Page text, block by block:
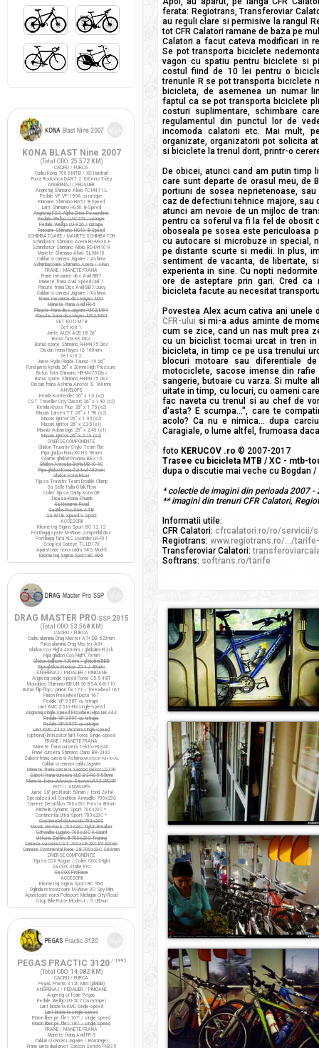
ferata: Regiotrans, Transferoviar
au reguli clare si permisive la rangul
tot CFR Calatori ramane de baza pe
Calatori a facut cateva modificari in
Se pot transporta biciclete
vagon cu spatiu pentru biciclete si
costul fiind de 10 lei pentru o
trenurile R se pot transporta biciclete
bicicleta, de asemenea un numar
faptul ca se pot transporta biciclete
costuri suplimentare, schimbare
regulamentul din punctul lor de
incomoda calatorii etc. Mai mult,
organizate, organizatorii pot solicita
si biciclete la trenul dorit, printr-o
De obicei, atunci cand am putin timp
care sunt departe de orasul meu, de
portiuni de sosea neprietenoase,
caz de defectiuni tehnice majore, sau
atunci am nevoie de un mijloc de
pentru ca soferul va fi la fel de obosit
oboseala pe sosea este periculoasa
cu autocare si microbuze in special,
pe distante scurte si medii. In plus,
sentiment de vacanta, de libertate,
experienta in sine. Cu nopti
ore de asteptare prin gari. Cred
bicicleta facute au necesitat
Povestea Alex acum cativa ani unele
CFR-ului si mi-a adus aminte de
cum se zice, cand un nas mult prea
cu un biciclist tocmai urcat in tren
bicicleta, in timp ce pe usa trenului
blocuri motoare sau diferentiale
motociclete, sacose imense din
sangerie, butoaie cu varza. Si multe
uitate in timp, cu locuri, cu oameni
fac naveta cu trenul si au chef de
d'asta? E scumpa...", care te
acolo? Ca nu e nimica... dupa
Caragiale, o lume altfel, frumoasa
foto KERUCOV .ro © 2007-2017
Trasee cu bicicleta MTB / XC - mtb-
dupa o discutie mai veche cu Bogdan /
* colectie de imagini din perioada 2007 -
** imagini din trenuri CFR Calatori,
Informatii utile:
CFR Calatori: cfrcalatori.ro/ro/servicii/
Regiotrans: www.regiotrans.ro/.../
Transferoviar Calatori:
Softrans: softrans.ro/tarife
KONA BLAST Nine 2007
(Total ODO: 25.572 KM )
CADRU / FURCA
Cadru Kona 7005 MTB / XC Hardtail
Furca Rockshox DART 2 100mm/T.key
ANGRENAJ / PEDALIER
Angrenaj Shimano Alivio FC-M411-L
Pedale VP VP-199A cu ratrape
Pinioane Shimano HG51 8-Speed
Lant Shimano HG50 8-Speed
Angrenaj FSA Alpha Drive Powerdrive
Pedale Wellgo LU-C27G / ratrape
Pedale Wellgo LU-926 / ratrape
Pinioane Shimano HG40 8-Speed
SCHIMBATOARE / MANETE SCHIMBATOR
Schimbator Shimano Acera FD-M330 F
Schimbator Shimano Alivio RD-M410 R
Manete Shimano Alivio SL-M410
Cabluri si camasi Jagwire / Ashima
Schimbatoare Shimano Acera / Alivio
FRANE / MANETE FRANA
Frane mecanice disc Avid BB7
Manete frana Avid Speed Dial 7
Placute frana Disc Avid BB7/Juicy
Cabluri si camasi Jagwire / Ashima
Frane mecanice disc Hayes MX4
Manete frana Avid FR-5
Placute frana disc Jagwire MX2/MX4
Placute frana disc Hayes MX2/MX4
SET ROTI MTB
Set roti 1:
Jante ALEX ACE-18 26"
Butuc fata KK Disc
Butuc spate Shimano FH-M475 Disc
Discuri frana Hayes IS 160mm
Set roti 2:
Jante Ryde/Rigida Taurus-19 26"
Fond janta Kenda 26" x 20mm High Pressure
Butuc fata Shimano HB-M475 Disc
Butuc spate Shimano FH-M475 Disc
Discuri frana Ashima Airotor IS 160mm
ANVELOPE
Kenda Kontender 26" x 1.0 (x2)
CST Traveller City Classic 26" x 1.40 (x2)
Kenda Kross Plus 26" x 1.75 (x2)
Maxxis Larsen TT 26" x 1.90 (x2)
Maxxis Ignitor 26" x 1.95 (x2)
Maxxis Ignitor 26" x 2.35 (x1)
Maxxis Advantage 26" x 2.40 (x1)
Maxxis Ignitor 26" x 2.10 (x2)
DIVERSE COMPONENTE
Ghidon Truvativ Stylo Team Flat
Pipa ghidon Funn XC HS 90mm
Coarne ghidon Promax BE-315
Ghidon Amoeba Borla M310 XC
Pipa ghidon Kona Control 100mm
Ghidon Kona Riser
Tija sa Truvativ Team Double Clamp
Sa Selle Italia Q-bik Flow
Colier tija sa Clamp Kona QR
Tisa sa Kona Thumb
Sa Noname Road
Sa Bike Positive ATB
Sa WTB Speed V Sport
ACCESORII
Kilometraj Sigma Sport BC 12.12
Portbagaj spate M-Wave compatibil disc
Portbagaj fata XLC Lowrider LR-F01
Stop led Cateye TL-LD170
Aparatoare noroi cadru SKS Mud-X
Kilometraj Sigma Sport BC 906
DRAG MASTER PRO SSP 2015
(Total ODO: 53.568 KM )
CADRU / FURCA
Cadru aluminiu Drag Master A7+ DB 520mm
Furca aluminiu Drag Master A6+
Ghidon Cox Flight 400mm / ghidolina Fi'zi:k
Pipa ghidon Cox Flight 70mm
Ghidon bullhorn 420mm / ghidolina BBB
Pipa ghidon Promax 25.4 / 80mm
ANGRENAJ / PEDALIER / PINIOANE
Angrenaj single speed Force C5.5 48T
Monobloc Shimano BB UN-26 BSA 68/110
Butuc flip-flop / pinion fix 17T / freewheel 16T
Pinion Freewheel Dicta 16T
Pedale VP-398T cu ratrape
Lant KMC Z510-HX single-speed
Angrenaj single speed Prowheel Hipster 44T
Pedale VP-399T cu ratrape
Pedale VP-397T cu ratrape
Lant KMC Z410 Ventura single-speed
(optional) Intinzator lant Force single-speed
FRANE / MANETE FRANA
Manete frana cursiera Tektro RL340
Frane cursiera Shimano Claris BR-2400
Saboti frana cursiera AshimaARS72CR-M-HU-AL
Cabluri si camasi cablu Jagwire
Manete frana cursiera Saccon Dekor LD77P
Saboti frana cursiera XLC BS-R05 55mm
Manete frana ciclocros Saccon LRA329D4P
ROTI / ANVELOPE
Jante 28" profil inalt 50mm / fond Zefal
Specialized All Condition Armadillo 700x23C
Camere Decathlon 700x23C Presta 80mm
Michelin Dynamic Sport 700x23C *
Continental Ultra Sport 700x23C *
Continental Gatorskin 700x23C
Maxxis Re-Fuse 700x23C Nylon Breaker
Schwalbe Lugano 700x23C K-Guard
Vittoria Zaffiro III 700x23C Training
Camere cursiera CST 700x19-23C FV 60mm
Camere Continental Race 28 700x23C S60mm
DIVERSE COMPONENTE
Tija sa COX Rogue / Colier COX X-light
Sa COX Strike Pro
Sa COX ProRace
ACCESORII
Kilometraj Sigma Sport BC 906
Oglinda retrovizoare M-Wave 3D Spy Mini
Aparatoare noroi Polisport Michigan City/Road
Stop BikeForce Modest / 3 LED-uri
PEGAS PRACTIC 3120/ 1992
(Total ODO: 14.082 KM )
CADRU / FURCA
Pegas Practic 3120 Mixt (pliabila)
ANGRENAJ / PEDALIER / PINIOANE
Angrenaj si foaie Pegas
Pedale Wellgo LU-207 (cu ratrape)
Lant bicicleta KMC single-speed
Lant bicicleta single-speed
Pinion liber pe filet 16T / single speed
Pinion liber pe filet 18T / single speed
FRANE / MANETE FRANA
Manete frana Avid FR-5
Cabluri si camasi Jagwire / Bontrager
Frane janta dual pivot Saccon Sencro FN335